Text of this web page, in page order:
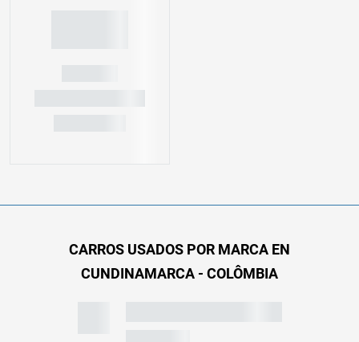
CARROS USADOS POR MARCA EN
CUNDINAMARCA - COLÔMBIA